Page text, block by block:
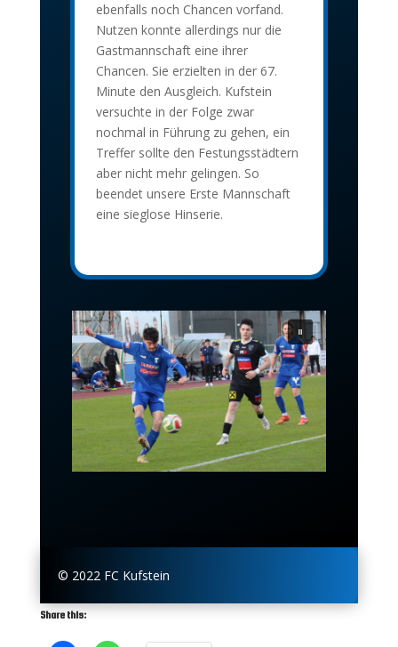
ebenfalls noch Chancen vorfand.
Nutzen konnte allerdings nur die
Gastmannschaft eine ihrer
Chancen. Sie erzielten in der 67.
Minute den Ausgleich. Kufstein
versuchte in der Folge zwar
nochmal in Führung zu gehen, ein
Treffer sollte den Festungsstädtern
aber nicht mehr gelingen. So
beendet unsere Erste Mannschaft
eine sieglose Hinserie.
© 2022 FC Kufstein
Share this: